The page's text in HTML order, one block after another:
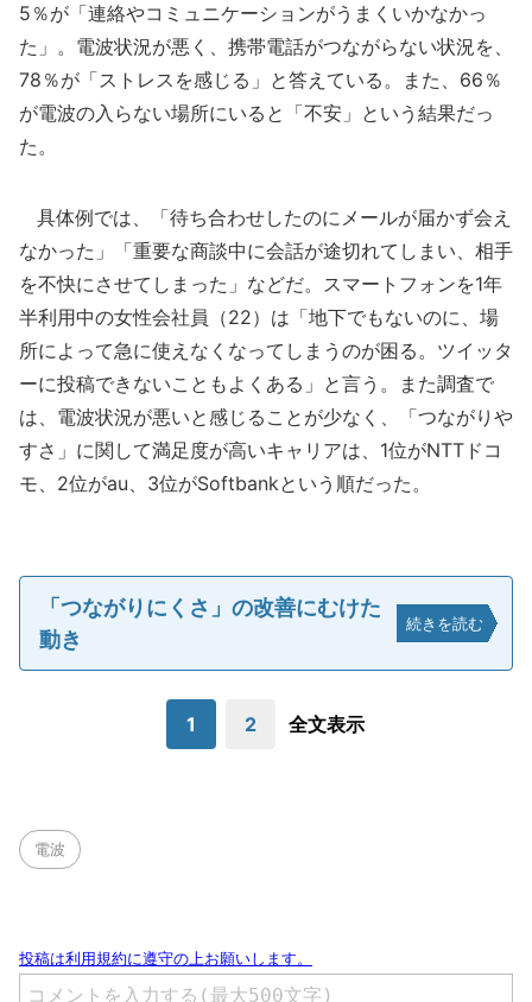
5％が「連絡やコミュニケーションがうまくいかなかっ
た」。電波状況が悪く、携帯電話がつながらない状況を、
78％が「ストレスを感じる」と答えている。また、66％
が電波の入らない場所にいると「不安」という結果だっ
た。
具体例では、「待ち合わせしたのにメールが届かず会え
なかった」「重要な商談中に会話が途切れてしまい、相手
を不快にさせてしまった」などだ。スマートフォンを1年
半利用中の女性会社員（22）は「地下でもないのに、場
所によって急に使えなくなってしまうのが困る。ツイッタ
ーに投稿できないこともよくある」と言う。また調査で
は、電波状況が悪いと感じることが少なく、「つながりや
すさ」に関して満足度が高いキャリアは、1位がNTTドコ
モ、2位がau、3位がSoftbankという順だった。
「つながりにくさ」の改善にむけた
動き
続きを読む
1 2 全文表示
電波